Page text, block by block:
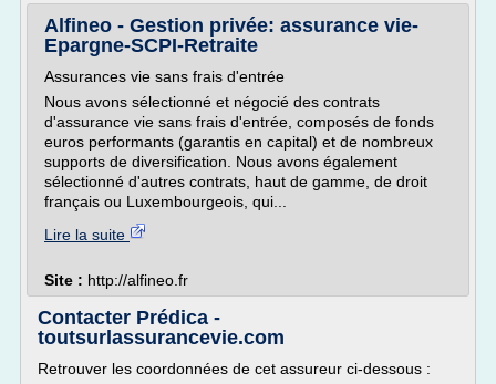
Alfineo - Gestion privée: assurance vie-
Epargne-SCPI-Retraite
Assurances vie sans frais d'entrée
Nous avons sélectionné et négocié des contrats
d'assurance vie sans frais d'entrée, composés de fonds
euros performants (garantis en capital) et de nombreux
supports de diversification. Nous avons également
sélectionné d'autres contrats, haut de gamme, de droit
français ou Luxembourgeois, qui...
Lire la suite
Site : http://alfineo.fr
Contacter Prédica -
toutsurlassurancevie.com
Retrouver les coordonnées de cet assureur ci-dessous :